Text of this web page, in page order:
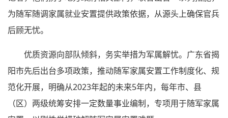
为随军随调家属就业安置提供政策依据，从源头上确保官兵
后顾无忧。
优质资源向部队倾斜，务实举措为军属解忧。广东省揭
阳市先后出台多项政策，推动随军家属安置工作制度化、规
范化开展，明确从2023年起的未来5年内，每年市、县
（区）两级统筹安排一定数量事业编制，专项用于随军家属